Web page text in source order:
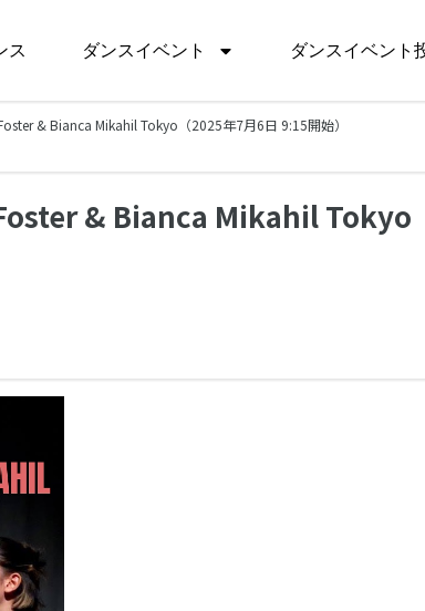
ス ダンスイベント ダンスイベント
& Bianca Mikahil Tokyo（2025年7月6日 9:15開始）
& Bianca Mikahil Tokyo